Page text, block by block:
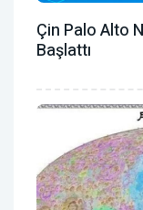
Çin Palo Alto
Başlattı